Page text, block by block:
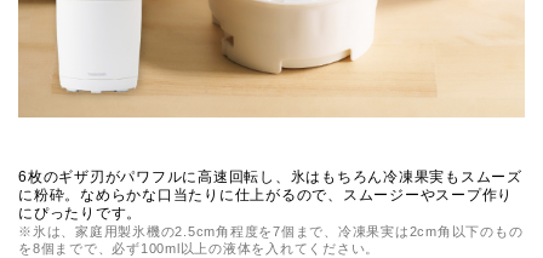
6枚のギザ刃がパワフルに高速回転し、氷はもちろん冷凍果実もスムーズ
に粉砕。なめらかな口当たりに仕上がるので、スムージーやスープ作り
にぴったりです。
※氷は、家庭用製氷機の2.5cm角程度を7個まで、冷凍果実は2cm角以下のもの
を8個までで、必ず100ml以上の液体を入れてください。